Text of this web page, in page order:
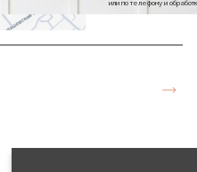
или по телефону и